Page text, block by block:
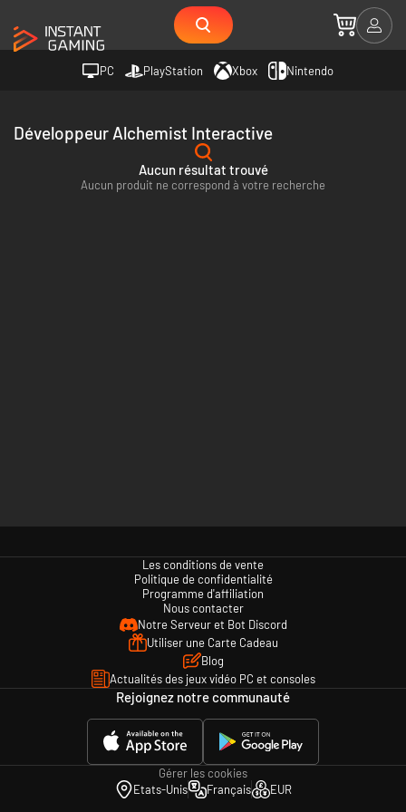
PC PlayStation Xbox Nintendo
Développeur Alchemist Interactive
Aucun résultat trouvé
Aucun produit ne correspond à votre recherche
Les conditions de vente
Politique de confidentialité
Programme d'affiliation
Nous contacter
Notre Serveur et Bot Discord
Utiliser une Carte Cadeau
Blog
Actualités des jeux vidéo PC et consoles
Rejoignez notre communauté
Gérer les cookies
Etats-Unis
Français EUR